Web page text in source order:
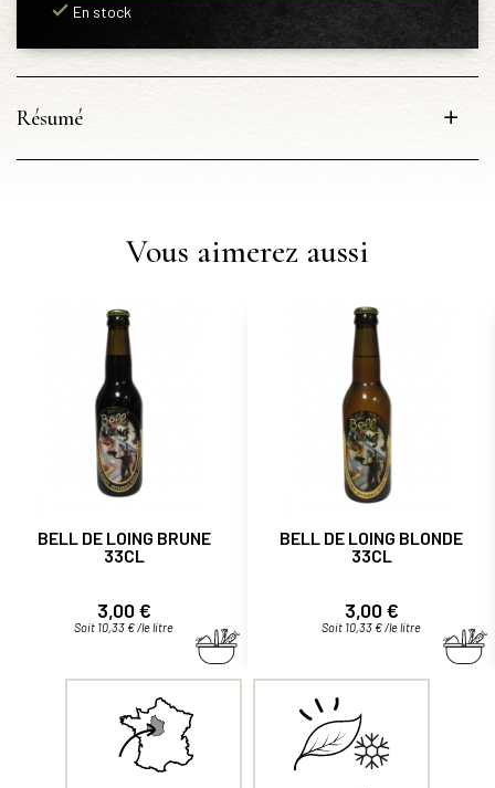
En stock
Résumé
Vous aimerez aussi
BELL DE LOING BRUNE
33CL
Prix
3,00 €
Soit 10,33 € /le litre
BELL DE LOING BLONDE
33CL
Prix
3,00 €
Soit 10,33 € /le litre